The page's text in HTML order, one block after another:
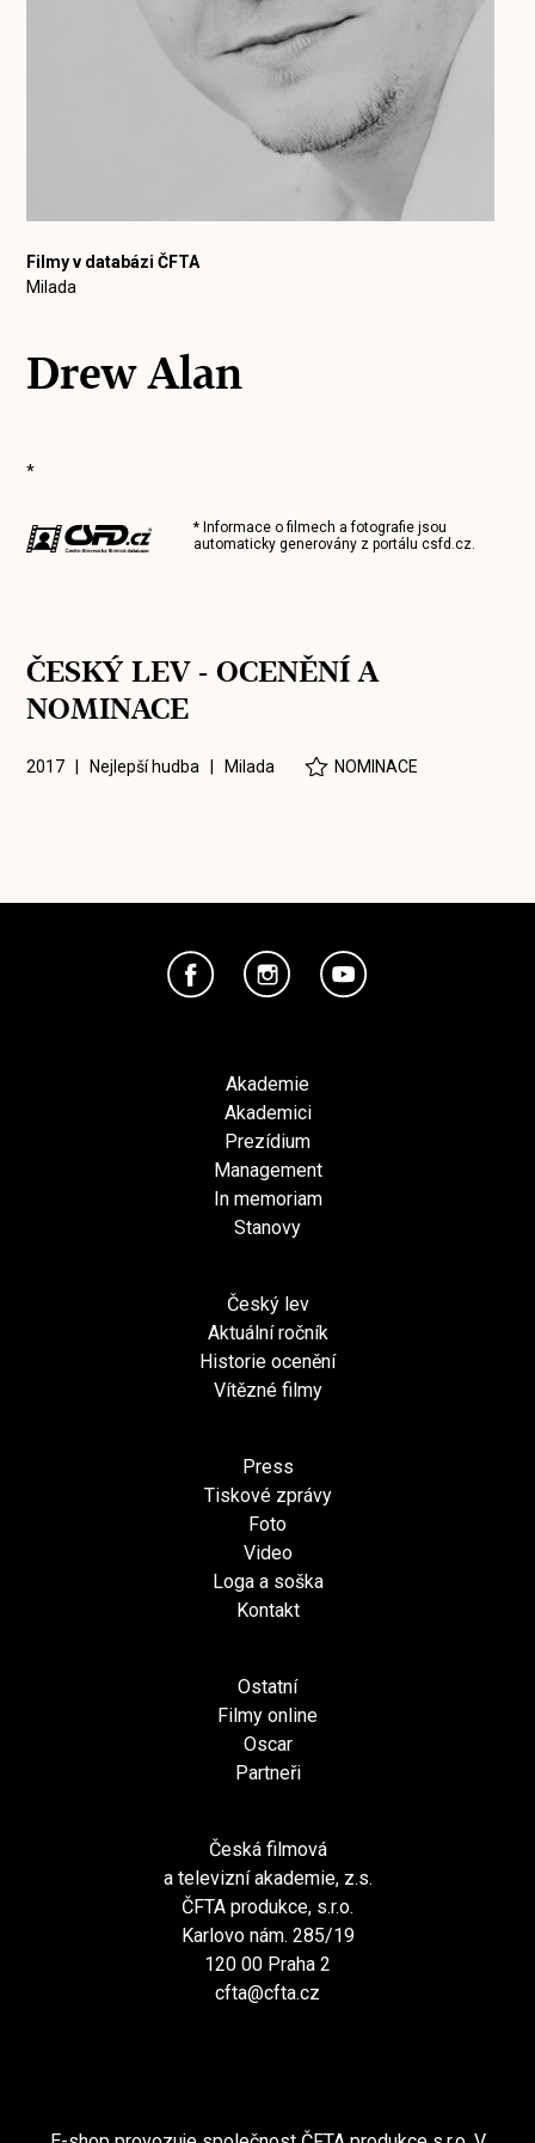
Filmy v databázi ČFTA
Milada
Drew Alan
*
* Informace o filmech a fotografie jsou
automaticky generovány z portálucsfd.cz
ČESKÝ LEV - OCENĚNÍ A
NOMINACE
2017 | Nejlepší hudba | Milada NOMINACE
Akademie
Akademici
Prezídium
Management
In memoriam
Stanovy
Český lev
Aktuální ročník
Historie ocenění
Vítězné filmy
Press
Tiskové zprávy
Foto
Video
Loga a soška
Kontakt
Ostatní
Filmy online
Oscar
Partneři
Česká filmová
a televizní akademie, z.s.
ČFTA produkce, s.r.o.
Karlovo nám. 285/19
120 00 Praha 2
cfta@cfta.cz